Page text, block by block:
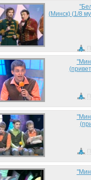
(Минск) (1/8